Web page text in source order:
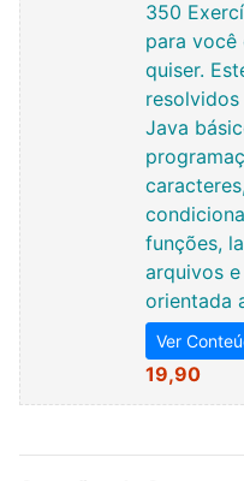
350
para você
quiser.
Java
funções,
arquivos
orientada
Ver
19,90